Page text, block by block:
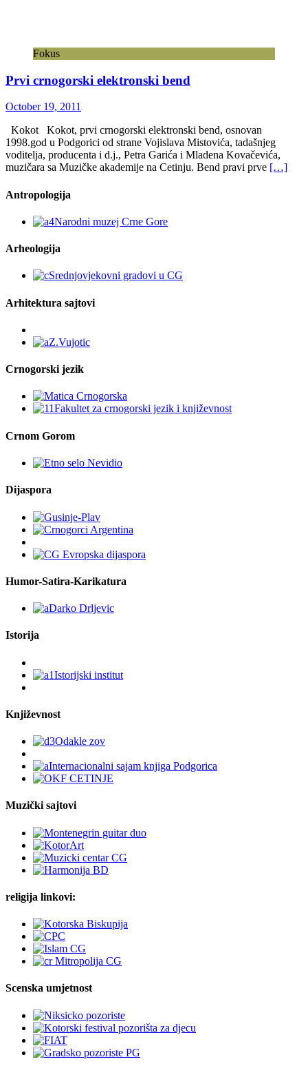
Fokus
Prvi crnogorski elektronski bend
October 19, 2011
Kokot Kokot, prvi crnogorski elektronski bend, osnovan
1998.god u Podgorici od strane Vojislava Mistovića, tadašnjeg
voditelja, producenta i d.j., Petra Garića i Mladena Kovačevića,
muzičara sa Muzičke akademije na Cetinju. Bend pravi prve […]
Antropologija
Arheologija
Arhitektura sajtovi
Crnogorski jezik
Crnom Gorom
Dijaspora
Humor-Satira-Karikatura
Istorija
Književnost
Muzički sajtovi
religija linkovi:
Scenska umjetnost